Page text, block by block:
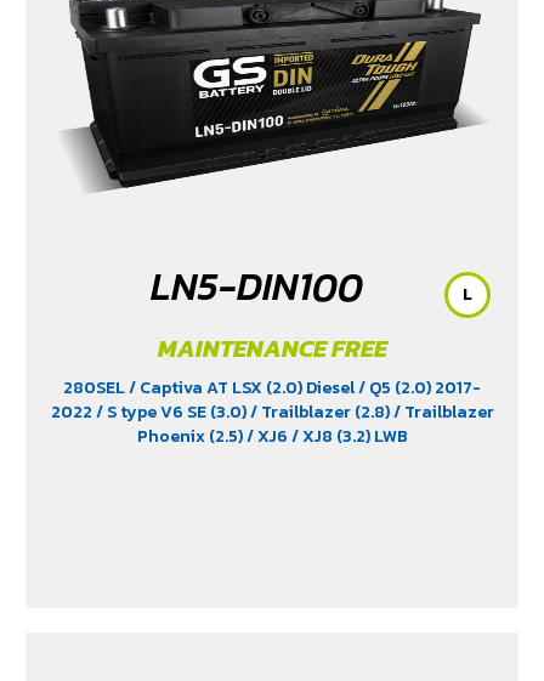
LN5-DIN100
MAINTENANCE FREE
280SEL/ Captiva AT LSX (2.0) Diesel/ Q5 (2.0) 2017-
2022/ S type V6 SE (3.0)/ Trailblazer (2.8)/ Trailblazer
Phoenix (2.5)/ XJ6/ XJ8 (3.2) LWB
L